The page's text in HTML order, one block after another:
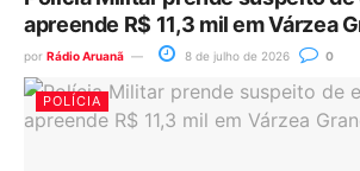
apreende R$ 11,3 mil em Várzea
por Rádio Aruanã 8 de julho de 2026 0
POLÍCIA